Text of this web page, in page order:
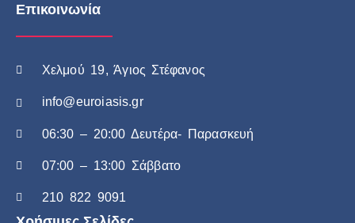
Επικοινωνία
Χελμού 19, Άγιος Στέφανος
info@euroiasis.gr
06:30 – 20:00 Δευτέρα- Παρασκευή
07:00 – 13:00 Σάββατο
210 822 9091